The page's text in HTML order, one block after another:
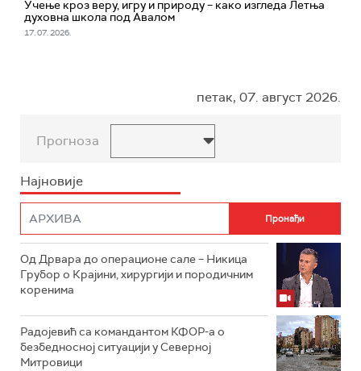
Учење кроз веру, игру и природу – како изгледа Летња
духовна школа под Авалом
17. 07. 2026.
петак, 07. август 2026.
Прогноза
Најновије
Од Дрвара до операционе сале – Никица
Грубор о Крајини, хирургији и породичним
коренима
Радојевић са командантом КФОР-а о
безбедносној ситуацији у Северној
Митровици